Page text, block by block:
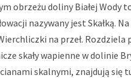
obrzeżu doliny Białej Wody
nazywany jest Skałką.
na przeł.
skały wapienne w dolinie
skalnymi, znajdują się